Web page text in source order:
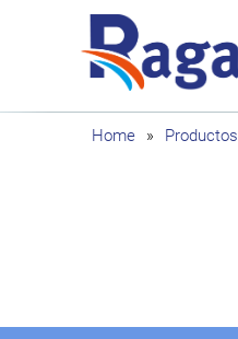
Home » Productos